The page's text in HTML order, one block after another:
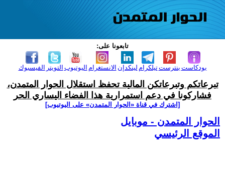
تابعونا على:
الفيسبوك التويتر اليوتيوب الانستغرام لينكدإن تيلكرامبنترست بودكاست
تبرعاتكم وتبرعاتكن المالية تحفظ استقلال الحوار المتمدن،
فشاركونا في دعم استمرارية هذا الفضاء اليساري الحر
[اشترك في قناة ‫«الحوار المتمدن» على اليوتيوب]
الحوار المتمدن - موبايل
الموقع الرئيسي